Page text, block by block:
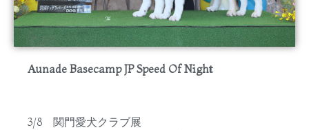
Aunade Basecamp JP Speed Of Night
3/8 関門愛犬クラブ展